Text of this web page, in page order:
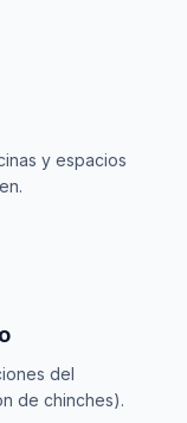
y espacios
del
de chinches).